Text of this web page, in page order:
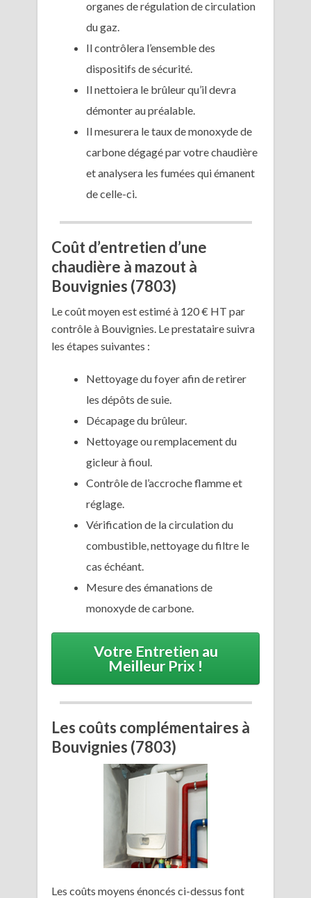
organes de régulation de circulation
du gaz.
Il contrôlera l’ensemble des
dispositifs de sécurité.
Il nettoiera le brûleur qu’il devra
démonter au préalable.
Il mesurera le taux de monoxyde de
carbone dégagé par votre chaudière
et analysera les fumées qui émanent
de celle-ci.
Coût d’entretien d’une
chaudière à mazout à
Bouvignies (7803)
Le coût moyen est estimé à 120 € HT par
contrôle à Bouvignies. Le prestataire suivra
les étapes suivantes :
Nettoyage du foyer afin de retirer
les dépôts de suie.
Décapage du brûleur.
Nettoyage ou remplacement du
gicleur à fioul.
Contrôle de l’accroche flamme et
réglage.
Vérification de la circulation du
combustible, nettoyage du filtre le
cas échéant.
Mesure des émanations de
monoxyde de carbone.
Votre Entretien au
Meilleur Prix !
Les coûts complémentaires à
Bouvignies (7803)
Les coûts moyens énoncés ci-dessus font